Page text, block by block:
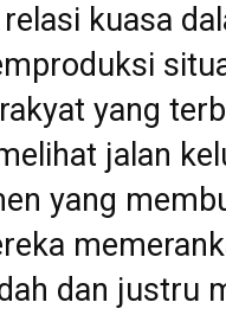
kuasa
yang
jalan
yang
dan justru